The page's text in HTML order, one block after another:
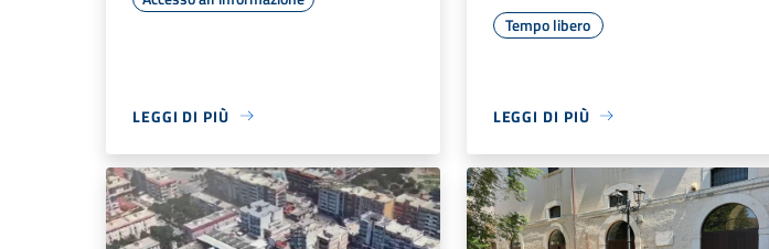
LEGGI DI PIÙ
Tempo libero
LEGGI DI PIÙ